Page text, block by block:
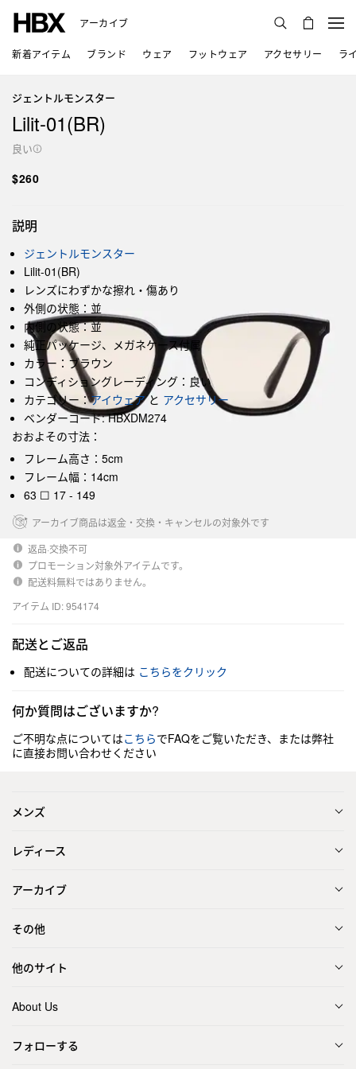
アーカイブ
新着アイテム ブランド ウェア フットウェア アクセサリー ラ
ジェントルモンスター
Lilit-01(BR)
良い
$260
説明
ジェントルモンスター
Lilit-01(BR)
レンズにわずかな擦れ・傷あり
外側の状態：並
内側の状態：並
純正パッケージ、メガネケース付属
カラー：ブラウン
コンディショングレーディング：良い
カテゴリー：アイウェアと アクセサリー
ベンダーコード: HBXDM274
おおよその寸法：
フレーム高さ：5cm
フレーム幅：14cm
63 ☐ 17 - 149
アーカイブ商品は返金・交換・キャンセルの対象外です
返品·交換不可
プロモーション対象外アイテムです。
配送料無料ではありません。
アイテム ID: 954174
配送とご返品
配送についての詳細は こちらをクリック
何か質問はございますか?
ご不明な点についてはこちらでFAQをご覧いただき、または弊社
に直接お問い合わせください
メンズ
レディース
アーカイブ
その他
他のサイト
About Us
フォローする